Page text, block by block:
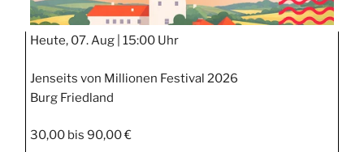
Heute, 07. Aug | 15:00 Uhr
Jenseits von Millionen Festival 2026
Burg Friedland
30,00 bis 90,00 €